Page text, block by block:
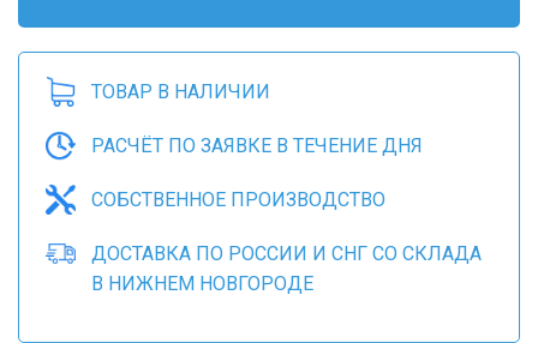
ТОВАР В НАЛИЧИИ
РАСЧЁТ ПО ЗАЯВКЕ В ТЕЧЕНИЕ ДНЯ
СОБСТВЕННОЕ ПРОИЗВОДСТВО
ДОСТАВКА ПО РОССИИ И СНГ СО СКЛАДА
В НИЖНЕМ НОВГОРОДЕ